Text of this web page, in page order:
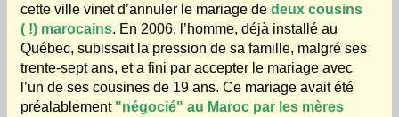
cette ville vinet d’annuler le mariage de deux cousins
( !) marocains. En 2006, l’homme, déjà installé au
Québec, subissait la pression de sa famille, malgré ses
trente-sept ans, et a fini par accepter le mariage avec
l’un de ses cousines de 19 ans. Ce mariage avait été
préalablement "négocié" au Maroc par les mères